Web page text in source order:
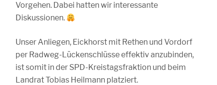
Vorgehen. Dabei hatten wir interessante
Diskussionen.
Unser Anliegen, Eickhorst mit Rethen und Vordorf
per Radweg-Lückenschlüsse effektiv anzubinden,
ist somit in der SPD-Kreistagsfraktion und beim
Landrat Tobias Heilmann platziert.